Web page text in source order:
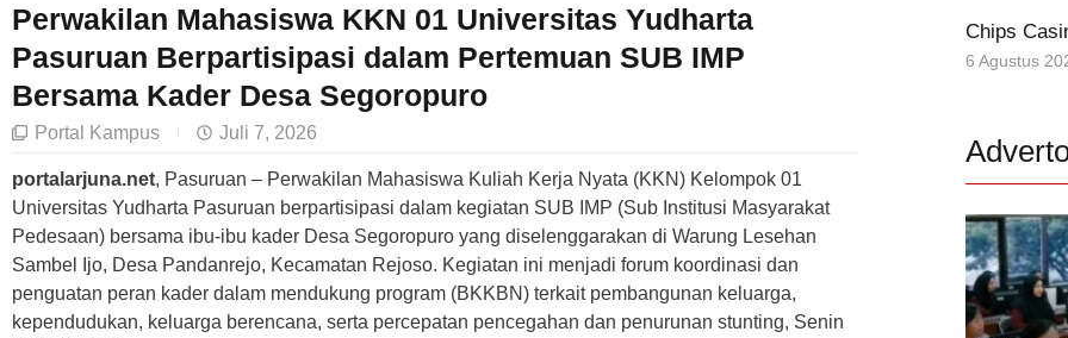
Perwakilan Mahasiswa KKN 01 Universitas Yudharta
Pasuruan Berpartisipasi dalam Pertemuan SUB IMP
Bersama Kader Desa Segoropuro
Portal Kampus Juli 7, 2026
portalarjuna.net, Pasuruan – Perwakilan Mahasiswa Kuliah Kerja Nyata (KKN) Kelompok 01
Universitas Yudharta Pasuruan berpartisipasi dalam kegiatan SUB IMP (Sub Institusi Masyarakat
Pedesaan) bersama ibu-ibu kader Desa Segoropuro yang diselenggarakan di Warung Lesehan
Sambel Ijo, Desa Pandanrejo, Kecamatan Rejoso. Kegiatan ini menjadi forum koordinasi dan
penguatan peran kader dalam mendukung program (BKKBN) terkait pembangunan keluarga,
kependudukan, keluarga berencana, serta percepatan pencegahan dan penurunan stunting, Senin
Chips
6 Agustus